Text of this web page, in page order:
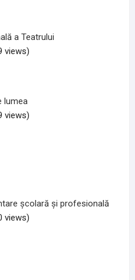
a Teatrului
views)
lumea
views)
școlară și profesională
views)